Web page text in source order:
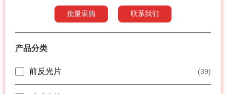
批量采购 联系我们
产品分类
前反光片 (39)